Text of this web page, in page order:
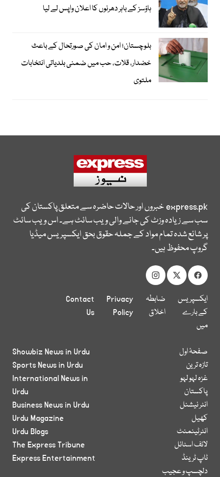
ہاؤسز کے باہر دھرنوں کا اعلان واپس لے لیا
بلوچستان؛ امن و امان کی صورتحال کے باعث
خضدار، قلات، حب میں ضمنی بلدیاتی انتخابات
ملتوی
express.pkخبروں اور حالات حاضرہ سے متعلق پاکستان کی
سب سے زیادہ وزٹ کی جانے والی ویب سائٹ ہے۔ اس ویب سائٹ
پر شائع شدہ تمام مواد کے جملہ حقوق بحق ایکسپریس میڈیا
گروپ محفوظ ہیں۔
ایکسپریس
کے بارے
میں
ضابطہ
اخلاق
Privacy
Policy
Contact
Us
صفحۂ اول
تازہ ترین
غزہ لہو لہو
پاکستان
انٹر نیشنل
کھیل
انٹرٹینمنٹ
لائف اسٹائل
ٹاپ ٹرینڈ
دلچسپ و عجیب
Showbiz News in Urdu
Sports News in Urdu
International News in
Urdu
Business News in Urdu
Urdu Magazine
Urdu Blogs
The Express Tribune
Express Entertainment